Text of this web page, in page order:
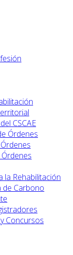
CSCAE
Órdenes
la Rehabilitación
de Carbono
Concursos